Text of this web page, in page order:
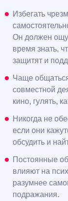
Избегать
Он должен
время знать,
защитят и
Чаще
совместной
кино, гулять,
Никогда не
если они
обсудить и
Постоянные
влияют на
разумнее
подражания.